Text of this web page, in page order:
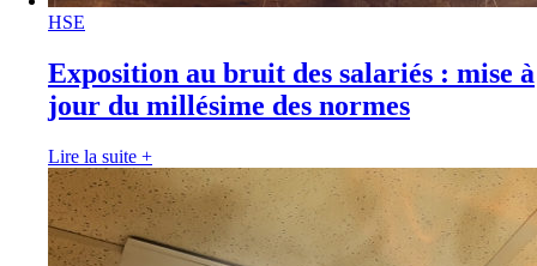
HSE
Exposition au bruit des salariés : mise à
jour du millésime des normes
Lire la suite +